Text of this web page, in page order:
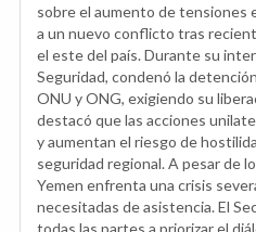
sobre el aumento de tensiones
a un nuevo conflicto tras
el este del país. Durante su
Seguridad, condenó la
ONU y ONG, exigiendo su
destacó que las acciones
y aumentan el riesgo de
seguridad regional. A pesar de
Yemen enfrenta una crisis
necesitadas de asistencia. El
todas las partes a priorizar el